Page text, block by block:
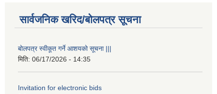
सार्वजनिक खरिद/बोलपत्र सूचना
बोलपत्र स्वीकूत गर्ने आशयको सूचना |||
मिति: 06/17/2026 - 14:35
Invitation for electronic bids